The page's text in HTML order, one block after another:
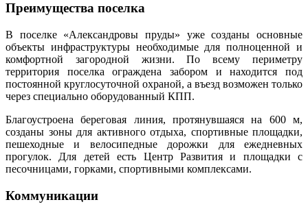
Преимущества поселка
В поселке «Александровы пруды» уже созданы основные
объекты инфраструктуры необходимые для полноценной и
комфортной загородной жизни. По всему периметру
территория поселка ограждена забором и находится под
постоянной круглосуточной охраной, а въезд возможен только
через специально оборудованный КПП.
Благоустроена береговая линия, протянувшаяся на 600 м,
созданы зоны для активного отдыха, спортивные площадки,
пешеходные и велосипедные дорожки для ежедневных
прогулок. Для детей есть Центр Развития и площадки с
песочницами, горками, спортивными комплексами.
Коммуникации